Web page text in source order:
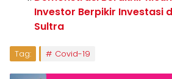
Investor Berpikir Investasi
Sultra
Tag: Covid-19